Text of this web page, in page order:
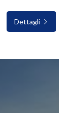
Dettagli